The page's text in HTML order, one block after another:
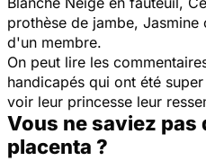
prothèse de jambe, Jasmine
d'un membre.
On peut lire les
handicapés qui ont été
voir leur princesse leur
Vous ne saviez pas
placenta ?